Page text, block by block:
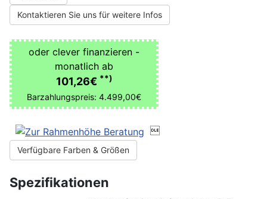
Kontaktieren Sie uns für weitere Infos
oder clever finanzieren -
monatlich ab
101,26€ **)
Barzahlungspreis: 4.499,00€

Verfügbare Farben & Größen
Spezifikationen